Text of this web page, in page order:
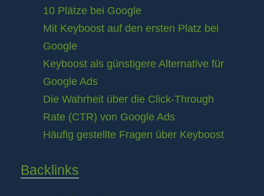
10 Plätze bei Google
Mit Keyboost auf den ersten Platz bei
Google
Keyboost als günstigere Alternative für
Google Ads
Die Wahrheit über die Click-Through
Rate (CTR) von Google Ads
Häufig gestellte Fragen über Keyboost
Backlinks